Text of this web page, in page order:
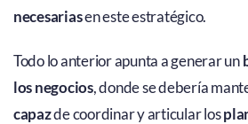
necesariasen este estratégico.
Todo lo anterior apunta a generar un
los negocios, donde se debería
capazde coordinar y articular los